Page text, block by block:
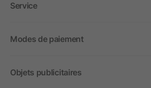
Service
Modes de paiement
Objets publicitaires